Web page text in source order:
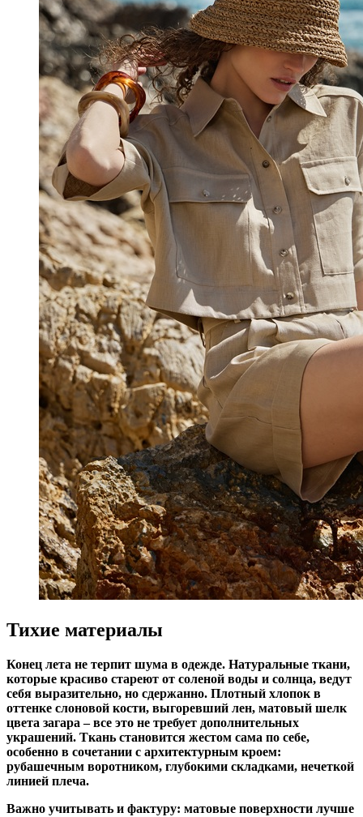
Тихие материалы
Конец лета не терпит шума в одежде. Натуральные ткани,
которые красиво стареют от соленой воды и солнца, ведут
себя выразительно, но сдержанно. Плотный хлопок в
оттенке слоновой кости, выгоревший лен, матовый шелк
цвета загара – все это не требует дополнительных
украшений. Ткань становится жестом сама по себе,
особенно в сочетании с архитектурным кроем:
рубашечным воротником, глубокими складками, нечеткой
линией плеча.
Важно учитывать и фактуру: матовые поверхности лучше